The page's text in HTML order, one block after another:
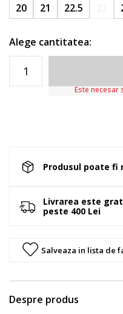
20 21 22.5
Alege cantitatea:
Este necesar
Produsul poate fi
Livrarea este
peste 400 Lei
Salveaza in lista de
Despre produs